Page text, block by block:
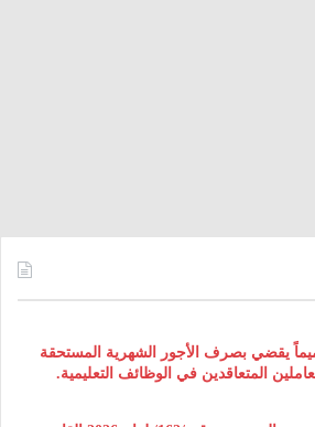
يقضي بصرف الأجور الشهرية المستحقة
المتعاقدين في الوظائف التعليمية.